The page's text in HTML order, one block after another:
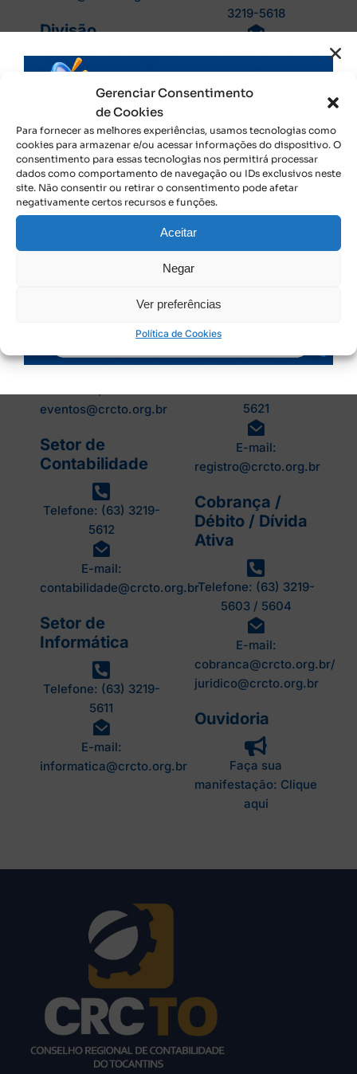
Gerenciar Consentimento
de Cookies
Para fornecer as melhores experiências, usamos tecnologias como
cookies para armazenar e/ou acessar informações do dispositivo. O
consentimento para essas tecnologias nos permitirá processar
dados como comportamento de navegação ou IDs exclusivos neste
site. Não consentir ou retirar o consentimento pode afetar
negativamente certos recursos e funções.
Aceitar
Negar
Ver preferências
Política de Cookies
Divisão
Telefone: (63) 3219-
5613
E-mail:
administrativo@crcto.org.br
Divisão de
Desenvolvimento
Profissional
5609 / 3219-5619
E-mail:
eventos@crcto.org.br
Setor de
Contabilidade
Telefone: (63) 3219-
5612
E-mail:
contabilidade@crcto.org.br
Setor de
Informática
Telefone: (63) 3219-
5611
E-mail:
informatica@crcto.org.br
3219-5618
E-mail:
fiscalizacao@crcto.org.br
/ fiscal@crcto.org.br
Divisão de
Controle
Interno
Telefone: (63) 3219-
Registro
5621
E-mail:
registro@crcto.org.br
Cobrança /
Débito / Dívida
Ativa
Telefone: (63) 3219-
5603 / 5604
E-mail:
cobranca@crcto.org.br/
juridico@crcto.org.br
Ouvidoria
Faça sua
manifestação: Clique
aqui